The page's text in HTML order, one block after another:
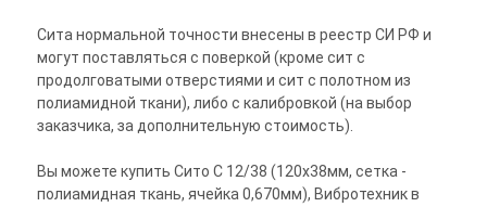
Сита нормальной точности внесены в реестр СИ РФ и
могут поставляться с поверкой (кроме сит с
продолговатыми отверстиями и сит с полотном из
полиамидной ткани), либо с калибровкой (на выбор
заказчика, за дополнительную стоимость).
Вы можете купить Сито С 12/38 (120х38мм, сетка -
полиамидная ткань, ячейка 0,670мм), Вибротехник в